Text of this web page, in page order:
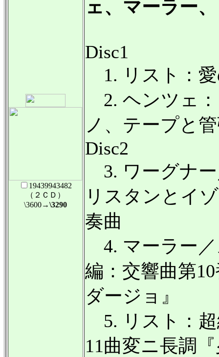
19439943482
（２ＣＤ）
\3600→\3290
ェ、マーラー
Disc1
1. リスト：愛
2. ヘンツェ
ノ、テープと
Disc2
3. ワーグナ
リスタンとイ
奏曲
4. マーラー
編：交響曲第
ダージョ』
5. リスト：
11曲変ニ長調